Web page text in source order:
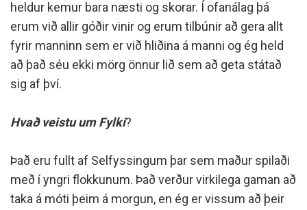
heldur kemur bara næsti og skorar. Í ofanálag þá
erum við allir góðir vinir og erum tilbúnir að gera allt
fyrir manninn sem er við hliðina á manni og ég held
að það séu ekki mörg önnur lið sem að geta státað
sig af því.
Hvað veistu um Fylki?
Það eru fullt af Selfyssingum þar sem maður spilaði
með í yngri flokkunum. Það verður virkilega gaman að
taka á móti þeim á morgun, en ég er vissum að þeir